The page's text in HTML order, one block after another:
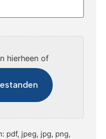
hierheen of
pdf, jpeg, jpg, png,